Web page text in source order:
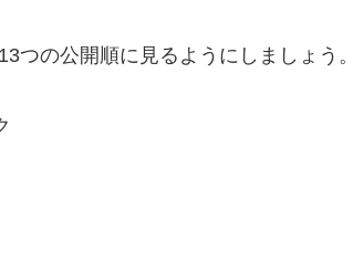
つの公開順に見るようにしましょう。